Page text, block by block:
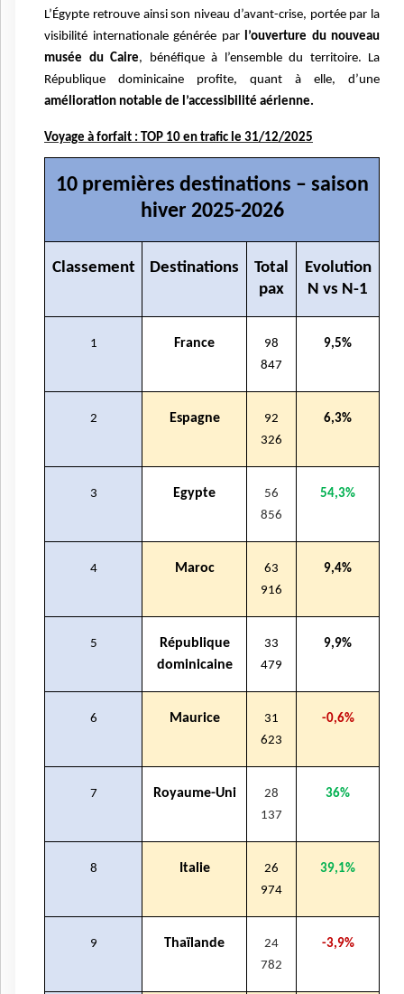
L’Égypte retrouve ainsi son niveau d’avant-crise, portée par la
visibilité internationale générée par
l’ouverture du nouveau
musée du Caire, bénéfique à l’ensemble du territoire. La
République dominicaine profite, quant à elle, d’une
amélioration notable de l’accessibilité aérienne.
Voyage à forfait : TOP 10 en trafic le 31/12/2025
10 premières destinations – saison
hiver 2025-2026
Classement Destinations
Total
pax
Evolution
N vs N-1
1 France
98
847
9,5%
2 Espagne
92
326
6,3%
3 Egypte
56
856
54,3%
4 Maroc
63
916
9,4%
5
République
dominicaine
33
479
9,9%
6 Maurice
31
623
-0,6%
7 Royaume-Uni
28
137
36%
8 Italie
26
974
39,1%
9 Thaïlande
24
782
-3,9%